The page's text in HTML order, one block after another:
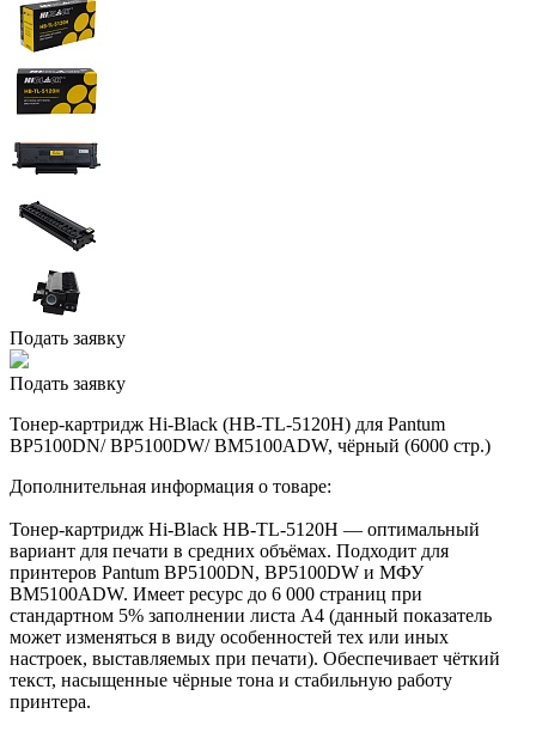
Подать заявку
Подать заявку
Тонер-картридж Hi-Black (HB-TL-5120H) для Pantum
BP5100DN/ BP5100DW/ BM5100ADW, чёрный (6000 стр.)
Дополнительная информация о товаре:
Тонер-картридж Hi-Black HB-TL-5120H — оптимальный
вариант для печати в средних объёмах. Подходит для
принтеров Pantum BP5100DN, BP5100DW и МФУ
BM5100ADW. Имеет ресурс до 6 000 страниц при
стандартном 5% заполнении листа A4 (данный показатель
может изменяться в виду особенностей тех или иных
настроек, выставляемых при печати). Обеспечивает чёткий
текст, насыщенные чёрные тона и стабильную работу
принтера.